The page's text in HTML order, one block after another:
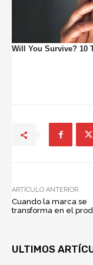
ARTÍCULO ANTERIOR
Cuando la marca se
transforma en el
ULTIMOS